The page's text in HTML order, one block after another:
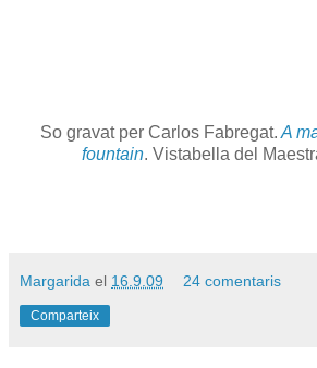
So gravat per Carlos Fabregat. A
fountain. Vistabella del
Margarida el 16.9.09 24 comentaris
Comparteix